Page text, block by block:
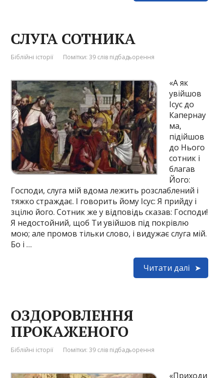
СЛУГА СОТНИКА
Біблійні історії Помітки:39 слів підбадьорення
«А як
увійшов
Ісус до
Капернау
ма,
підійшов
до Нього
сотник і
благав
Його:
Господи, слуга мій вдома лежить розслаблений і
тяжко страждає. І говорить йому Ісус: Я прийду і
зцілю його. Сотник же у відповідь сказав: Господи!
Я недостойний, щоб Ти увійшов під покрівлю
мою; але промов тільки слово, і видужає слуга мій.
Бо і …
Читати далі
ОЗДОРОВЛЕННЯ
ПРОКАЖЕНОГО
Біблійні історії Помітки:39 слів підбадьорення
«Приходи